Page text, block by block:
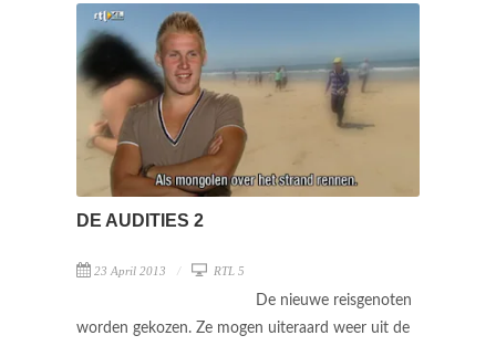
DE AUDITIES 2
23 April 2013 RTL 5
De nieuwe reisgenoten
worden gekozen. Ze mogen uiteraard weer uit de